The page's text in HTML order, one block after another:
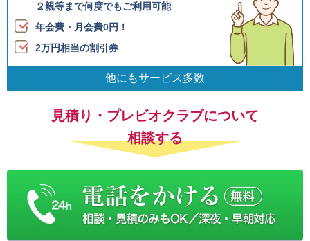
２親等まで何度でもご利用可能
年会費・月会費0円！
2万円相当の割引券
他にもサービス多数
見積り・プレビオクラブについて
相談する